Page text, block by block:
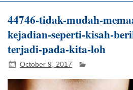
44746-tidak-mudah-
kejadian-seperti-kisah-
terjadi-pada-kita-loh
October 9, 2017